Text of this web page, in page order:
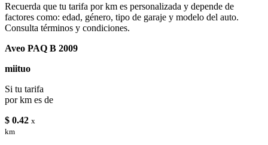
Recuerda que tu tarifa por km es personalizada y depende de
factores como: edad, género, tipo de garaje y modelo del auto.
Consulta términos y condiciones.
Aveo PAQ B 2009
miituo
Si tu tarifa
por km es de
$ 0.42 x
km